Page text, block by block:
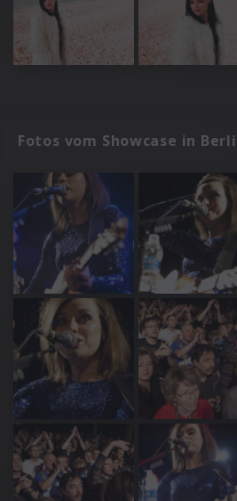
Fotos vom Showcase in